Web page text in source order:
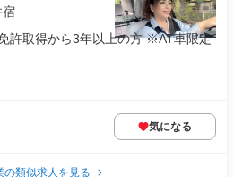
宿
許取得から3年以上の方 ※AT車限定
気になる
の類似求人を見る